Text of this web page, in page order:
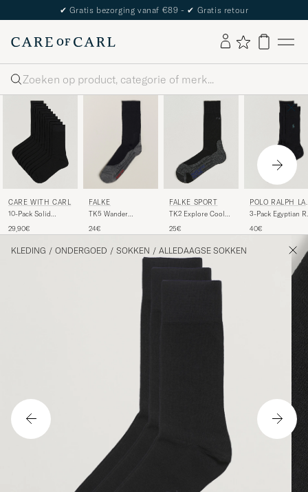
✔ Gratis bezorging vanaf €89 - ✔ Gratis retour
Zoeken
CARE WITH CARL
10-Pack Solid
BLACK
29,90€
FALKE
TK5 Wander
Black Mix
24€
FALKE SPORT
TK2 Explore Cool
Black Mix
25€
POLO RALPH
REN
3-Pack Egyptian
40€
KLEDING / ONDERGOED / SOKKEN / ALLEDAAGSE SOKKEN